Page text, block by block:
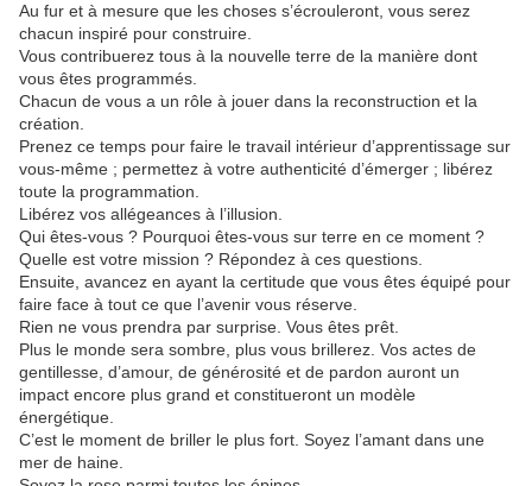
Au fur et à mesure que les choses s’écrouleront, vous serez
chacun inspiré pour construire.
Vous contribuerez tous à la nouvelle terre de la manière dont
vous êtes programmés.
Chacun de vous a un rôle à jouer dans la reconstruction et la
création.
Prenez ce temps pour faire le travail intérieur d’apprentissage sur
vous-même ; permettez à votre authenticité d’émerger ; libérez
toute la programmation.
Libérez vos allégeances à l’illusion.
Qui êtes-vous ? Pourquoi êtes-vous sur terre en ce moment ?
Quelle est votre mission ? Répondez à ces questions.
Ensuite, avancez en ayant la certitude que vous êtes équipé pour
faire face à tout ce que l’avenir vous réserve.
Rien ne vous prendra par surprise. Vous êtes prêt.
Plus le monde sera sombre, plus vous brillerez. Vos actes de
gentillesse, d’amour, de générosité et de pardon auront un
impact encore plus grand et constitueront un modèle
énergétique.
C’est le moment de briller le plus fort. Soyez l’amant dans une
mer de haine.